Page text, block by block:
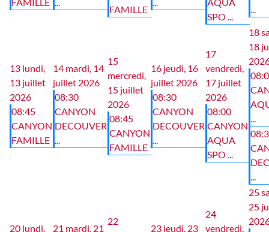
FAMILLE
SPO ...
...
13 lundi,
13 juillet
2026
08:45
CANYON
FAMILLE
14 mardi, 14
juillet 2026
08:30
CANYON
DECOUVER
...
15
mercredi,
15 juillet
2026
08:45
CANYON
FAMILLE
16 jeudi, 16
juillet 2026
08:30
CANYON
DECOUVER
...
17
vendredi,
17 juillet
2026
08:00
CANYON
AQUA
SPO ...
18
18
...
...
20 lundi,
21 mardi, 21
22
23 jeudi, 23
24
vendredi,
25
25